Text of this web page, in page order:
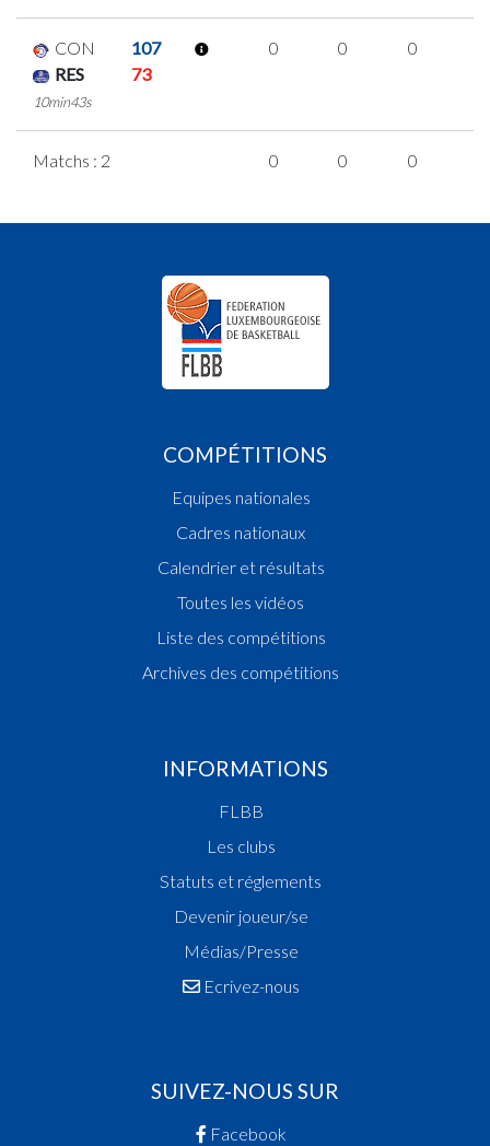
CON
107
RES
73
10min43s
0 0 0
Matchs : 2 0 0 0
COMPÉTITIONS
Equipes nationales
Cadres nationaux
Calendrier et résultats
Toutes les vidéos
Liste des compétitions
Archives des compétitions
INFORMATIONS
FLBB
Les clubs
Statuts et réglements
Devenir joueur/se
Médias/Presse
Ecrivez-nous
SUIVEZ-NOUS SUR
Facebook